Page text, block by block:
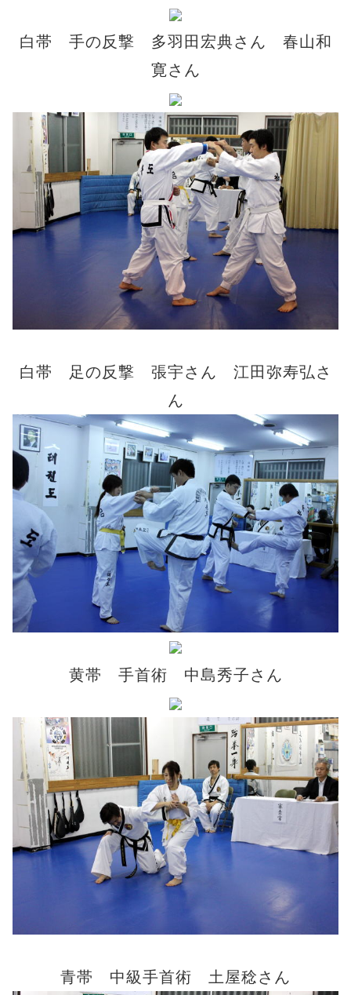
白帯 手の反撃 多羽田宏典さん 春山和
寛さん
白帯 足の反撃 張宇さん 江田弥寿弘さ
ん
黄帯 手首術 中島秀子さん
青帯 中級手首術 土屋稔さん